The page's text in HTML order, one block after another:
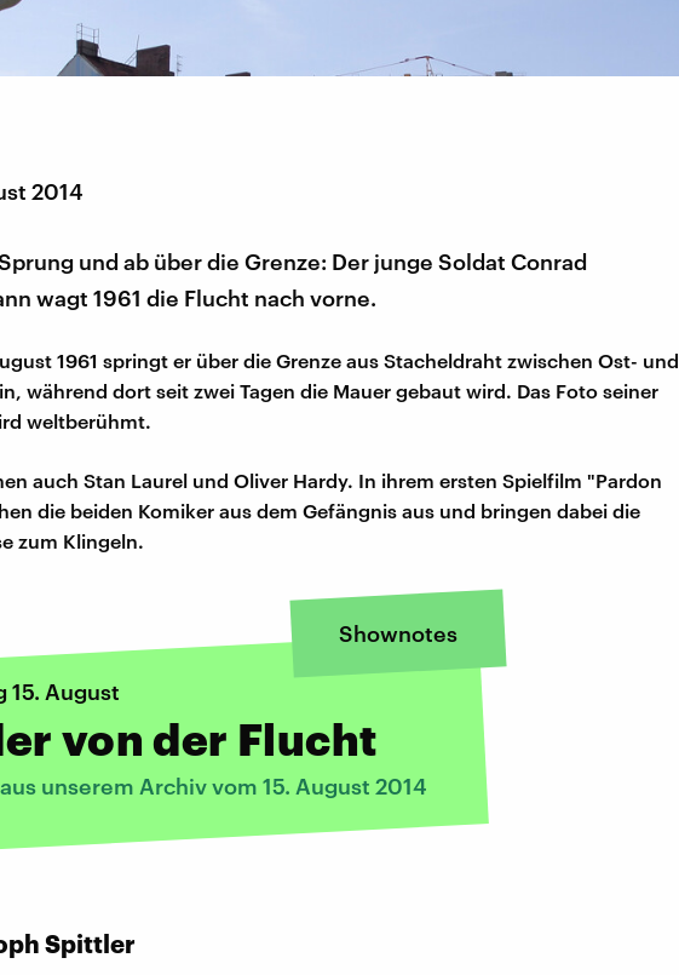
2014
und ab über die Grenze: Der junge Soldat Conrad
wagt 1961 die Flucht nach vorne.
1961 springt er über die Grenze aus Stacheldraht zwischen Ost- und
während dort seit zwei Tagen die Mauer gebaut wird. Das Foto seiner
weltberühmt.
auch Stan Laurel und Oliver Hardy. In ihrem ersten Spielfilm "Pardon
die beiden Komiker aus dem Gefängnis aus und bringen dabei die
zum Klingeln.
Shownotes
15. August
von der Flucht
unserem Archiv vom 15. August 2014
Spittler